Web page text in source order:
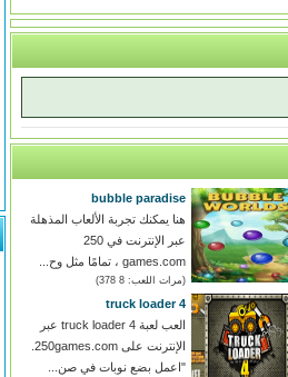
bubble paradise
هنا يمكنك تجربة الألعاب المذهلة
عبر الإنترنت في 250
games.com ، تمامًا مثل وح...
(مرات اللعب: 8 378)
truck loader 4
العب لعبة truck loader 4 عبر
"اعمل بضع نوبات في صن...